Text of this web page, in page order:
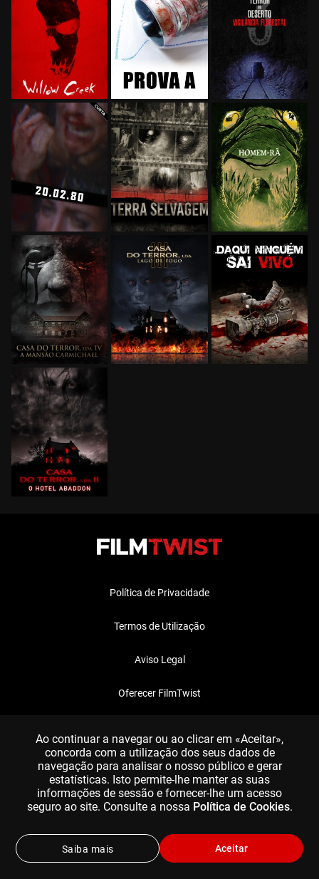
Política de Privacidade
Termos de Utilização
Aviso Legal
Oferecer FilmTwist
Ao continuar a navegar ou ao clicar em «Aceitar»,
concorda com a utilização dos seus dados de
navegação para analisar o nosso público e gerar
estatísticas. Isto permite-lhe manter as suas
informações de sessão e fornecer-lhe um acesso
seguro ao site. Consulte a nossa Política de Cookies.
Aceitar
Saiba mais